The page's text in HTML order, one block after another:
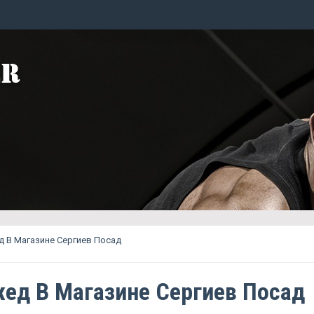
В Магазине Сергиев Посад
В Магазине Сергиев Посад